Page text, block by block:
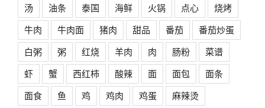
汤
油条 泰国 海鲜 火锅 点心
烧烤
牛肉
牛肉面 猪肉 甜品 番茄
番茄炒蛋
白粥
粥 红烧 羊肉 肉 肠粉
菜谱
虾
蟹 西红柿 酸辣 面 面包
面条
面食
鱼 鸡 鸡肉 鸡蛋 麻辣烫